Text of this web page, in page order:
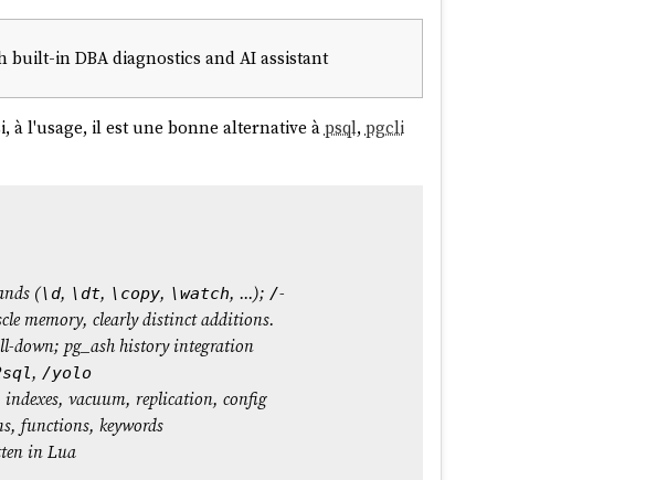
in DBA diagnostics and AI assistant
à l'usage, il est une bonne alternative àpsql,pgcli
(\d, \dt, \copy, \watch, ...); /-
memory, clearly distinct additions.
down; pg_ash history integration
, /yolo
vacuum, replication, config
functions, keywords
in Lua